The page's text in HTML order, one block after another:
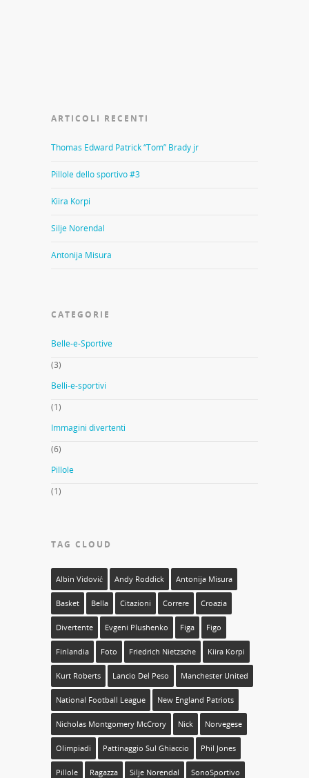
ARTICOLI RECENTI
Thomas Edward Patrick “Tom” Brady jr
Pillole dello sportivo #3
Kiira Korpi
Silje Norendal
Antonija Misura
CATEGORIE
Belle-e-Sportive
(3)
Belli-e-sportivi
(1)
Immagini divertenti
(6)
Pillole
(1)
TAG CLOUD
Albin Vidović Andy Roddick Antonija Misura
Basket Bella Citazioni Correre Croazia
Divertente Evgeni Plushenko Figa Figo
Finlandia Foto Friedrich Nietzsche Kiira Korpi
Kurt Roberts Lancio Del Peso Manchester United
National Football League New England Patriots
Nicholas Montgomery McCrory Nick Norvegese
Olimpiadi Pattinaggio Sul Ghiaccio Phil Jones
Pillole Ragazza Silje Norendal SonoSportivo